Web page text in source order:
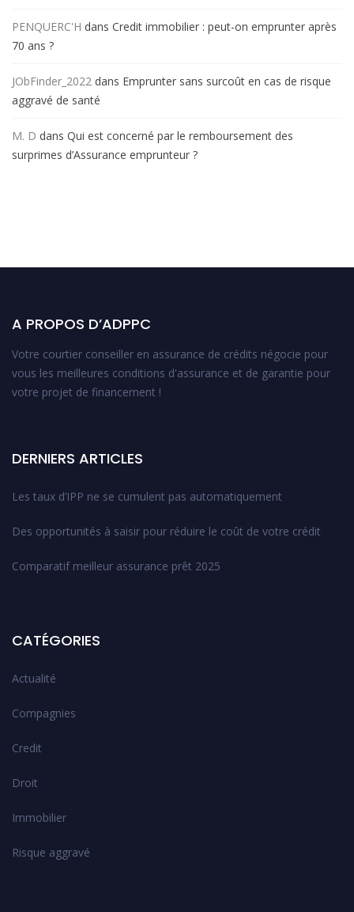
PENQUERC'H dans Credit immobilier : peut-on emprunter après
70 ans ?
JObFinder_2022 dans Emprunter sans surcoût en cas de risque
aggravé de santé
M. D dans Qui est concerné par le remboursement des
surprimes d’Assurance emprunteur ?
A PROPOS D’ADPPC
Votre courtier conseiller en assurance de crédits négocie pour
vous les meilleures conditions d'assurance et de garantie pour
votre projet de financement !
DERNIERS ARTICLES
Les taux d’IPP ne se cumulent pas automatiquement
Des opportunités à saisir pour réduire le coût de votre crédit
Comparatif meilleur assurance prêt 2025
CATÉGORIES
Actualité
Compagnies
Credit
Droit
Immobilier
Risque aggravé